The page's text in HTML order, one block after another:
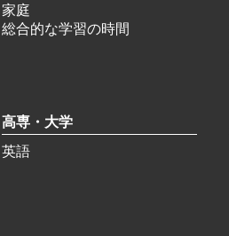
家庭
総合的な学習の時間
高専・大学
英語